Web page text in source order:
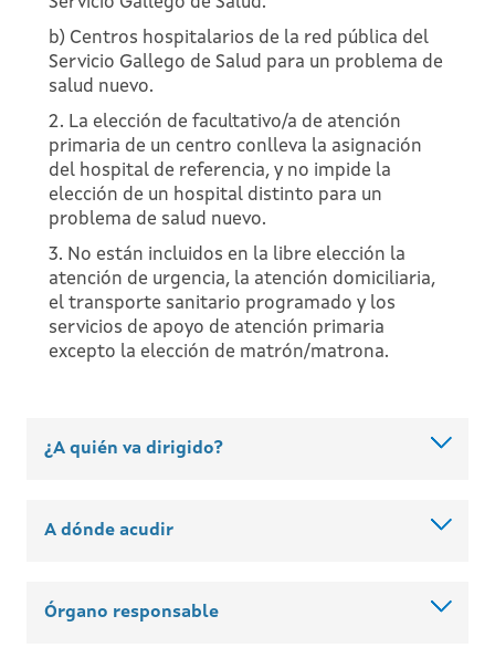
b) Centros hospitalarios de la red pública del
Servicio Gallego de Salud para un problema de
salud nuevo.
2. La elección de facultativo/a de atención
primaria de un centro conlleva la asignación
del hospital de referencia, y no impide la
elección de un hospital distinto para un
problema de salud nuevo.
3. No están incluidos en la libre elección la
atención de urgencia, la atención domiciliaria,
el transporte sanitario programado y los
servicios de apoyo de atención primaria
excepto la elección de matrón/matrona.
¿A quién va dirigido?
A dónde acudir
Órgano responsable